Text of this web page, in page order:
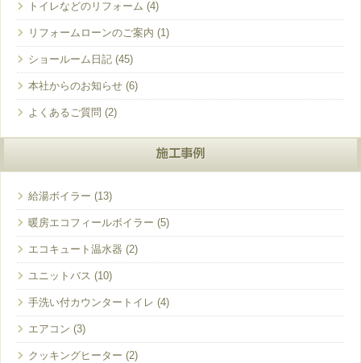
トイレなどのリフォーム
リフォームローンのご案内
ショールーム日記
本社からのお知らせ
よくあるご質問
施工事例
給湯ボイラー
暖房エコフィールボイラー
エコキュート温水器
ユニットバス
手洗い付カウンタートイレ
エアコン
クッキングヒーター